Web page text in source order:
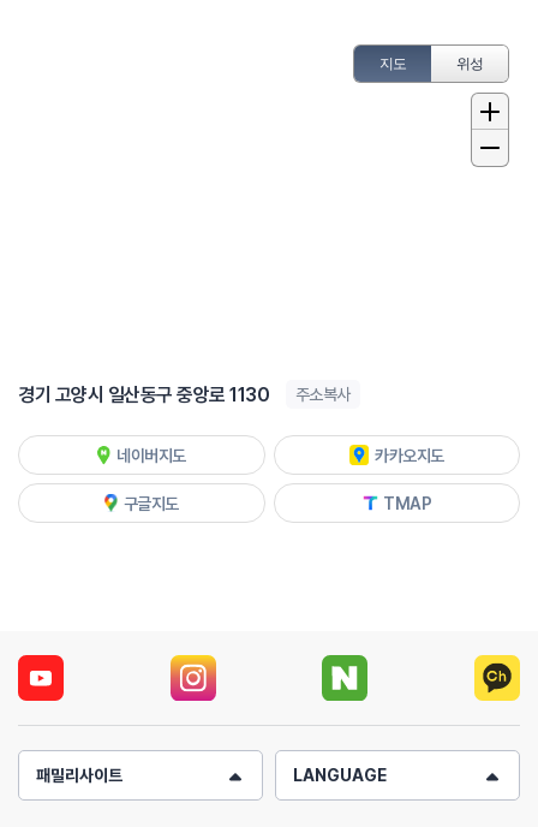
지도 위성
경기 고양시 일산동구 중앙로 1130 주소복사
네이버지도 카카오지도
구글지도 TMAP
패밀리사이트 LANGUAGE